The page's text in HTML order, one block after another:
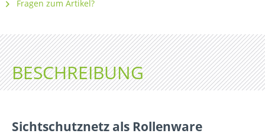
Fragen zum Artikel?
BESCHREIBUNG
Sichtschutznetz als Rollenware